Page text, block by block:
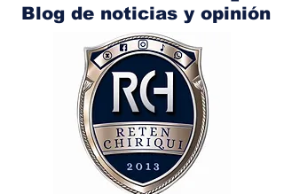
Blog de noticias y opinión